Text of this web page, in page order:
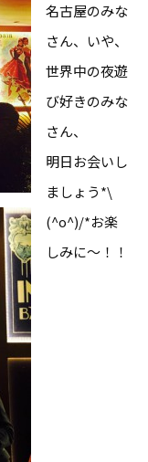
名古屋のみな
さん、いや、
世界中の夜遊
び好きのみな
さん、
明日お会いし
ましょう*\
(^o^)/*お楽
しみに〜！！